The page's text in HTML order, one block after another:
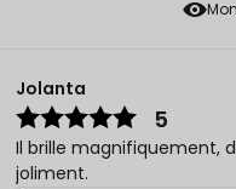
Jolanta
5
Il brille magnifiquement,
joliment.